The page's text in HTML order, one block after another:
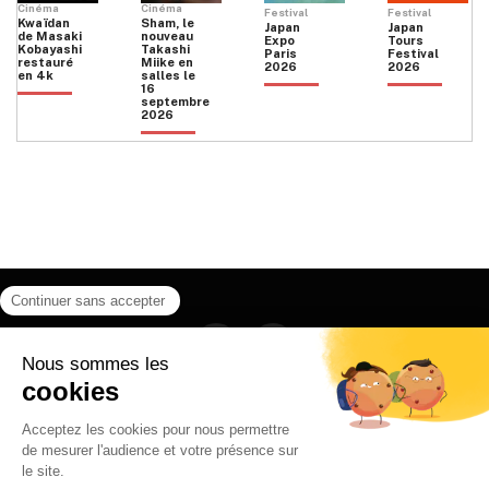
Cinéma
Kwaïdan
de Masaki
Kobayashi
restauré
en 4k
Cinéma
Sham, le
nouveau
Takashi
Miike en
salles le
16
septembre
2026
Festival
Japan
Expo
Paris
2026
Festival
Japan
Tours
Festival
2026
Instagram
CONTACT
POLITIQUE DE CONFIDENTIALITÉ